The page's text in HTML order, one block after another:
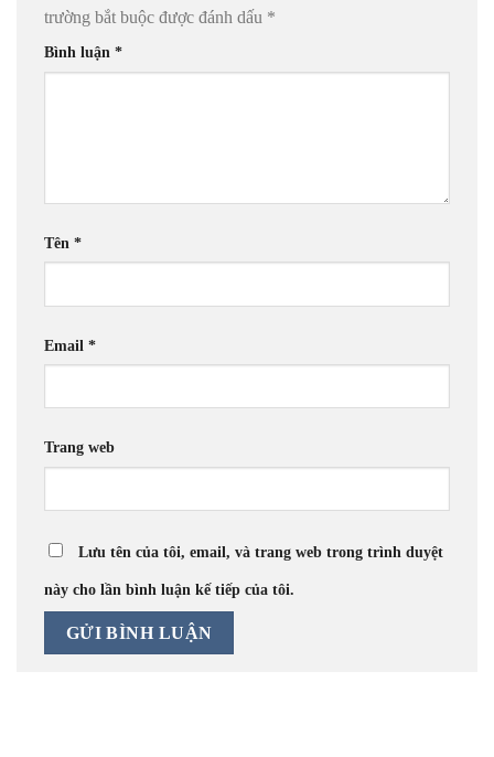
trường bắt buộc được đánh dấu *
Bình luận *
Tên *
Email *
Trang web
Lưu tên của tôi, email, và trang web trong trình duyệt
này cho lần bình luận kế tiếp của tôi.